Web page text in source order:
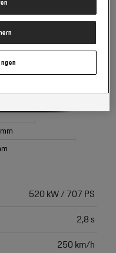
Höhe: 1 412 mm
520 kW / 707 PS
2,8 s
250 km/h
zu geben, zu verweigern
ist die Porsche Austria
Cookies finden Sie in der
Sie finden die Cookie-
Sie über einen von uns
mit
& Co KG, eingesehen